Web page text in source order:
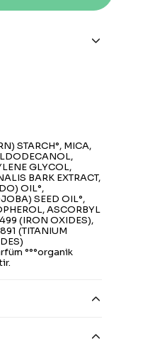
STARCH°, MICA,
GLYCOL,
BARK EXTRACT,
OIL°,
SEED OIL°,
ASCORBYL
(IRON OXIDES),
(TITANIUM
°°°organik